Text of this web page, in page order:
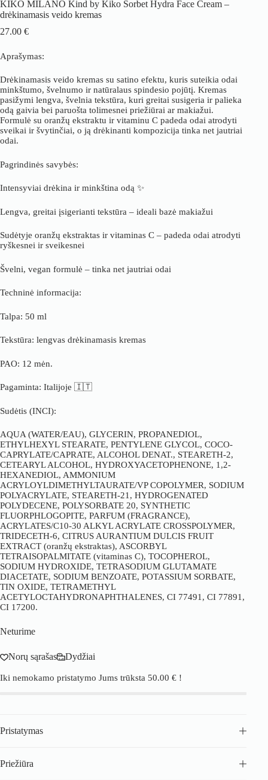
KIKO MILANO Kind by Kiko Sorbet Hydra Face Cream –
drėkinamasis veido kremas
27.00 €
Aprašymas:
Drėkinamasis veido kremas su satino efektu, kuris suteikia odai
minkštumo, švelnumo ir natūralaus spindesio pojūtį. Kremas
pasižymi lengva, švelnia tekstūra, kuri greitai susigeria ir palieka
odą gaivia bei paruošta tolimesnei priežiūrai ar makiažui.
Formulė su oranžų ekstraktu ir vitaminu C padeda odai atrodyti
sveikai ir švytinčiai, o ją drėkinanti kompozicija tinka net jautriai
odai.
Pagrindinės savybės:
Intensyviai drėkina ir minkština odą ✨
Lengva, greitai įsigerianti tekstūra – ideali bazė makiažui
Sudėtyje oranžų ekstraktas ir vitaminas C – padeda odai atrodyti
ryškesnei ir sveikesnei
Švelni, vegan formulė – tinka net jautriai odai
Techninė informacija:
Talpa: 50 ml
Tekstūra: lengvas drėkinamasis kremas
PAO: 12 mėn.
Pagaminta: Italijoje 🇮🇹
Sudėtis (INCI):
AQUA (WATER/EAU), GLYCERIN, PROPANEDIOL,
ETHYLHEXYL STEARATE, PENTYLENE GLYCOL, COCO-
CAPRYLATE/CAPRATE, ALCOHOL DENAT., STEARETH-2,
CETEARYL ALCOHOL, HYDROXYACETOPHENONE, 1,2-
HEXANEDIOL, AMMONIUM
ACRYLOYLDIMETHYLTAURATE/VP COPOLYMER, SODIUM
POLYACRYLATE, STEARETH-21, HYDROGENATED
POLYDECENE, POLYSORBATE 20, SYNTHETIC
FLUORPHLOGOPITE, PARFUM (FRAGRANCE),
ACRYLATES/C10-30 ALKYL ACRYLATE CROSSPOLYMER,
TRIDECETH-6, CITRUS AURANTIUM DULCIS FRUIT
EXTRACT (oranžų ekstraktas), ASCORBYL
TETRAISOPALMITATE (vitaminas C), TOCOPHEROL,
SODIUM HYDROXIDE, TETRASODIUM GLUTAMATE
DIACETATE, SODIUM BENZOATE, POTASSIUM SORBATE,
TIN OXIDE, TETRAMETHYL
ACETYLOCTAHYDRONAPHTHALENES, CI 77491, CI 77891,
CI 17200.
Neturime
Norų sąrašas Dydžiai
Iki nemokamo pristatymo Jums trūksta 50.00 € !
Pristatymas
Priežiūra